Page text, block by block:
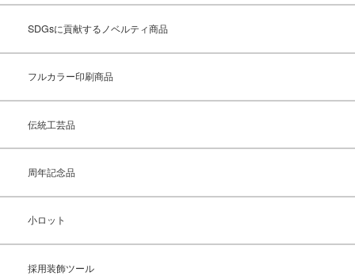
SDGsに貢献するノベルティ商品
フルカラー印刷商品
伝統工芸品
周年記念品
小ロット
採用装飾ツール